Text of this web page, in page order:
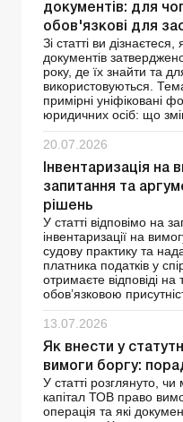
документів: для
обов'язкові для
Зі статті ви
документів
року, де їх знайти та
використовуються.
примірні уніфіковані
юридичних осіб: що
20.07.2026
Інвентаризація на
запитання та
рішень
У статті відповімо на
інвентаризації на
судову практику та
платника податків у
отримаєте відповіді на
обов’язковою
13.07.2026
Як внести у
вимоги боргу:
У статті розглянуто,
капітал ТОВ право
операція та які